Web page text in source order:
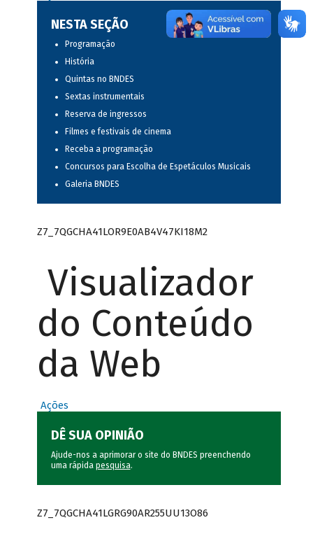
NESTA SEÇÃO
Programação
História
Quintas no BNDES
Sextas instrumentais
Reserva de ingressos
Filmes e festivais de cinema
Receba a programação
Concursos para Escolha de Espetáculos Musicais
Galeria BNDES
Z7_7QGCHA41LOR9E0AB4V47KI18M2
Visualizador
do Conteúdo
da Web
Ações
DÊ SUA OPINIÃO
Ajude-nos a aprimorar o site do BNDES preenchendo
uma rápida pesquisa.
Z7_7QGCHA41LGRG90AR255UU13O86